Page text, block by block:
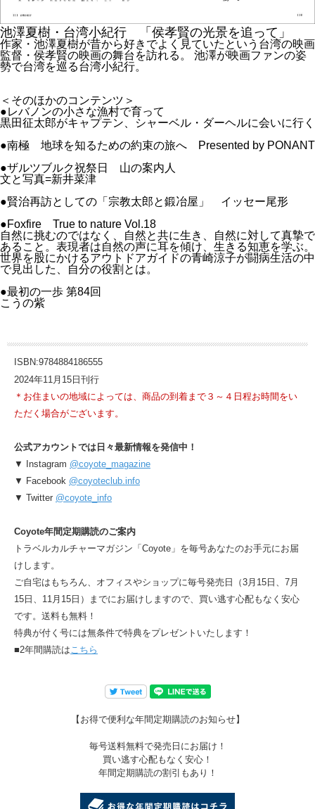
池澤夏樹・台湾小紀行 「侯孝賢の光景を追って」
作家・池澤夏樹が昔から好きでよく見ていたという台湾の映画
監督・侯孝賢の映画の舞台を訪れる。 池澤が映画ファンの姿
勢で台湾を巡る台湾小紀行。
＜そのほかのコンテンツ＞
●レバノンの小さな漁村で育って
黒田征太郎がキャプテン、シャーベル・ダーヘルに会いに行く
●南極 地球を知るための約束の旅へ Presented by PONANT
●ザルツブルク祝祭日 山の案内人
文と写真=新井菜津
●賢治再訪としての「宗教太郎と鍛冶屋」 イッセー尾形
●Foxfire True to nature Vol.18
自然に挑むのではなく、自然と共に生き、自然に対して真摯で
あること。表現者は自然の声に耳を傾け、生きる知恵を学ぶ。
世界を股にかけるアウトドアガイドの青崎涼子が闘病生活の中
で見出した、自分の役割とは。
●最初の一歩 第84回
こうの紫
ISBN:9784884186555
2024年11月15日刊行
＊お住まいの地域によっては、商品の到着まで３～４日程お時間をい
ただく場合がございます。
公式アカウントでは日々最新情報を発信中！
▼ Instagram @coyote_magazine
▼ Facebook @coyoteclub.info
▼ Twitter @coyote_info
Coyote年間定期購読のご案内
トラベルカルチャーマガジン「Coyote」を毎号あなたのお手元にお届
けします。
ご自宅はもちろん、オフィスやショップに毎号発売日（3月15日、7月
15日、11月15日）までにお届けしますので、買い逃す心配もなく安心
です。送料も無料！
特典が付く号には無条件で特典をプレゼントいたします！
■2年間購読は こちら
【お得で便利な年間定期購読のお知らせ】
毎号送料無料で発売日にお届け！
買い逃す心配もなく安心！
年間定期購読の割引もあり！